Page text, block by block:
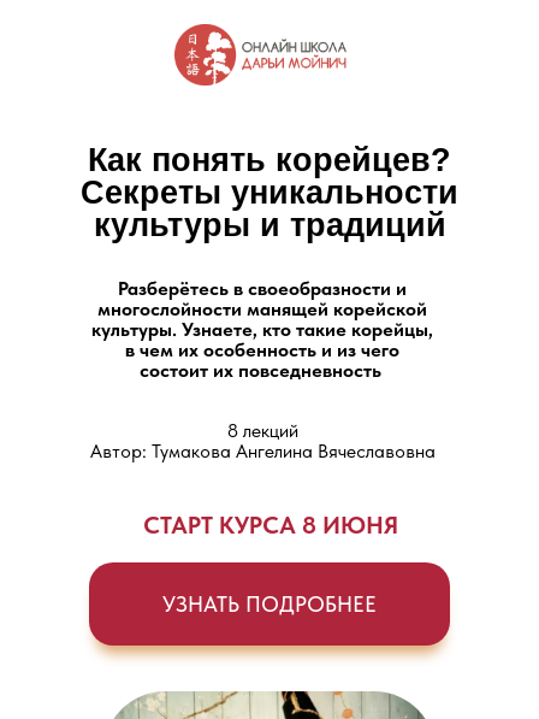
Как понять корейцев?
Секреты уникальности
культуры и традиций
Разберётесь в своеобразности и
многослойности манящей корейской
культуры. Узнаете, кто такие корейцы,
в чем их особенность и из чего
состоит их повседневность
УЗНАТЬ ПОДРОБНЕЕ
СТАРТ КУРСА 8 ИЮНЯ
8 лекций
Автор: Тумакова Ангелина Вячеславовна